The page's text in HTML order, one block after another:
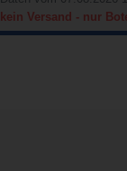
kein Versand - nur